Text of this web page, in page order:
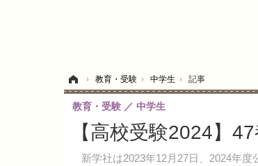
› 教育・受験 › 中学生 › 記事
【高校受験2024】
新学社は2023年12月27日、2024年度
教育・受験 中学生